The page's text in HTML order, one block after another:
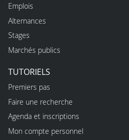
Emplois
Alternances
Stages
Marchés publics
TUTORIELS
Premiers pas
Faire une recherche
Agenda et inscriptions
Mon compte personnel